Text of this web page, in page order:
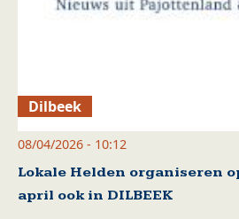
Dilbeek
08/04/2026 - 10:12
Lokale Helden organiseren
april ook in DILBEEK